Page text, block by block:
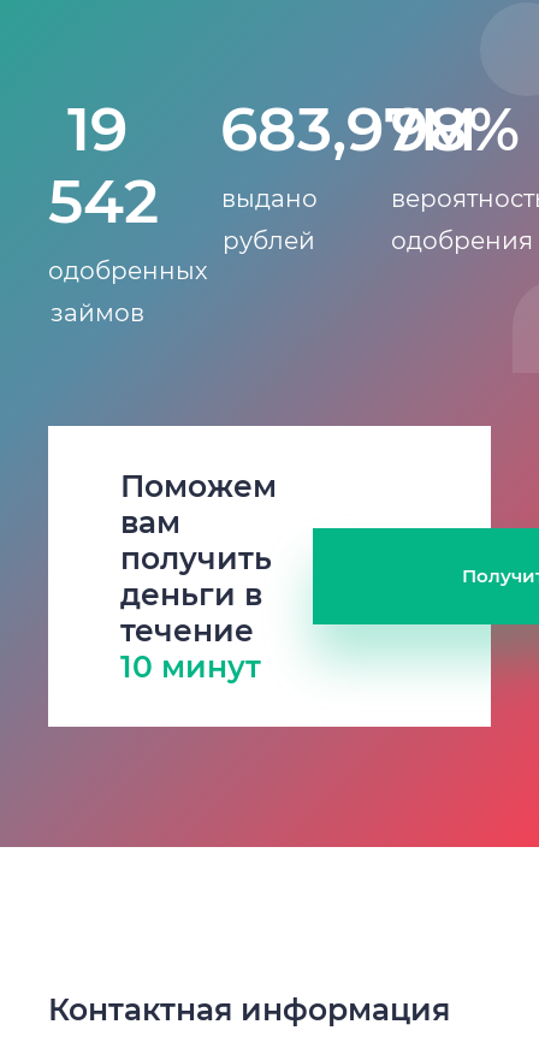
19
542
одобренных
займов
683,97M
выдано
рублей
98%
одобрения
Поможем
вам
получить
деньги в
течение
10 минут
Контактная информация